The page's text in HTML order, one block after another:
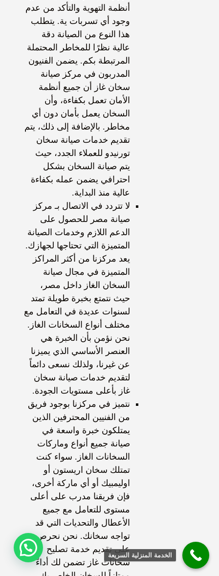
أنظمة التهوية والتأكد من عدم
وجود أي تسربات ية. يتطلب
هذا النوع من الصيانة دقة
عالية نظرًا للمخاطر المحتملة
المرتبطة بكم. يضمن الفنيون
المدربون في مركز صيانة
سخان غاز أن جميع أنظمة
الأمان تعمل بكفاءة، وأن
السخان يعمل بأمان دون أي
مخاطر. بالإضافة إلى ذلك، يتم
تقديم خدمات صيانة سخان
تورنيدو للعملاء الجدد، حيث
يتم صيانة السخان بشكل
احترافي يضمن عمله بكفاءة
عالية منذ البداية.
لا تتردد في الاتصال بـ مركز
صيانة مصر للحصول على
الدعم اللازم وخدمات الصيانة
المتميزة التي تحتاجها لجهازك.
يعد مركزنا من أكثر المراكز
المتميزة في مجال صيانة
السخان الغاز داخل مصر،
حيث نتمتع بخبرة طويلة تمتد
لسنوات عديدة في التعامل مع
مختلف أنواع السخانات الغاز.
نحن نؤمن بأن الخبرة هي
العنصر الأساسي الذي يميزنا
عن غيرنا، ولذلك نسعى دائماً
لتقديم خدمات صيانة سخان
غاز بأعلى مستويات الجودة.
نتميز في مركزنا بوجود فريق
من الفنيين المحترفين الذين
يمتلكون خبرة واسعة في
صيانة جميع أنواع وماركات
السخانات الغاز. سواء كنت
تمتلك سخان اريستون أو
اوليمبيك أو أي ماركة أخرى،
فإن فريقنا مدرب على أعلى
مستوى للتعامل مع جميع
الأعطال والتحديات التي قد
تواجه سخانك. نحن نحرص
على تقديم خدمة تصليح
سخانات غاز تضمن لك أداءً
الخدمة المنزلية السريعة